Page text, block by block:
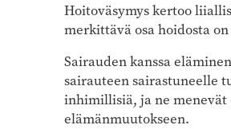
Hoitoväsymys kertoo
merkittävä osa hoidosta on
Sairauden kanssa
sairauteen sairastuneelle
inhimillisiä, ja ne menevät
elämänmuutokseen.